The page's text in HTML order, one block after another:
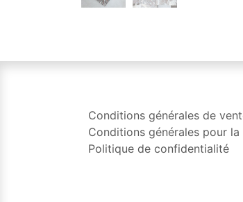
Conditions générales de
Conditions générales pour
Politique de confidentialité